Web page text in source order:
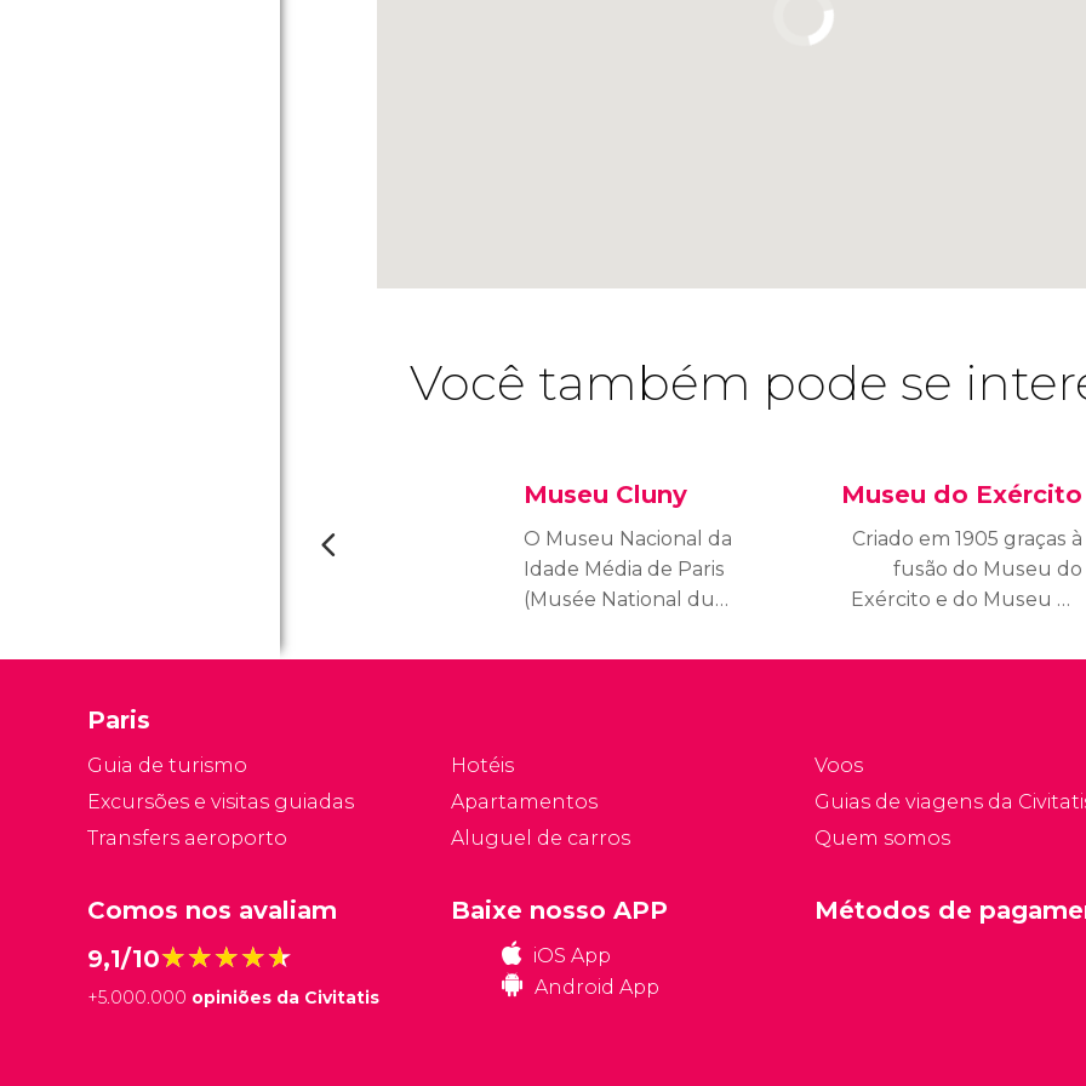
Você também pode se
Museu Cluny
O Museu Nacional da
Idade Média de Paris
(Musée National du
conhecido como Museu
mundo.
Museu do Exército
Criado em 1905 graças à
fusão do Museu do
Exército e do Museu de
Exército (Musée de
Paris
Guia de turismo
Excursões e visitas guiadas
Transfers aeroporto
Hotéis
Apartamentos
Aluguel de carros
Voos
Guias de viagens da
Quem somos
Comos nos avaliam
9,1/10★★★★★
★★★★★
+5.000.000 opiniões da Civitatis
Baixe nosso APP
iOS App
Android App
Métodos de